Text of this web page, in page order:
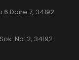
Daire:7, 34192
No: 2, 34192